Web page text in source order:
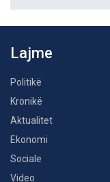
Lajme
Politikë
Kronikë
Aktualitet
Ekonomi
Sociale
Video